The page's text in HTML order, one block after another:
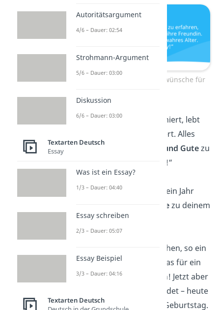
Lustige Geburtstagswünsche für
„Ist der Ruf erst ruiniert, lebt
sich′s völlig ungeniert. Alles
erdenklich
Schöne und Gutezu
deinem Geburtstag!“
„Und schon wieder ein Jahr
Alles Liebezu deinem
Geburtstag!“
„So ein gutes Aussehen, so ein
toller Charakter – was für ein
großartiger Mensch! Jetzt aber
genug von mir geredet – heute
hast schließlich du Geburtstag.
Autoritätsargument
4/6 – Dauer: 02:54
Strohmann-Argument
5/6 – Dauer: 03:00
Diskussion
6/6 – Dauer: 03:00
Textarten Deutsch
Essay
Was ist ein Essay?
1/3 – Dauer: 04:40
Essay schreiben
2/3 – Dauer: 05:07
Essay Beispiel
3/3 – Dauer: 04:16
Textarten Deutsch